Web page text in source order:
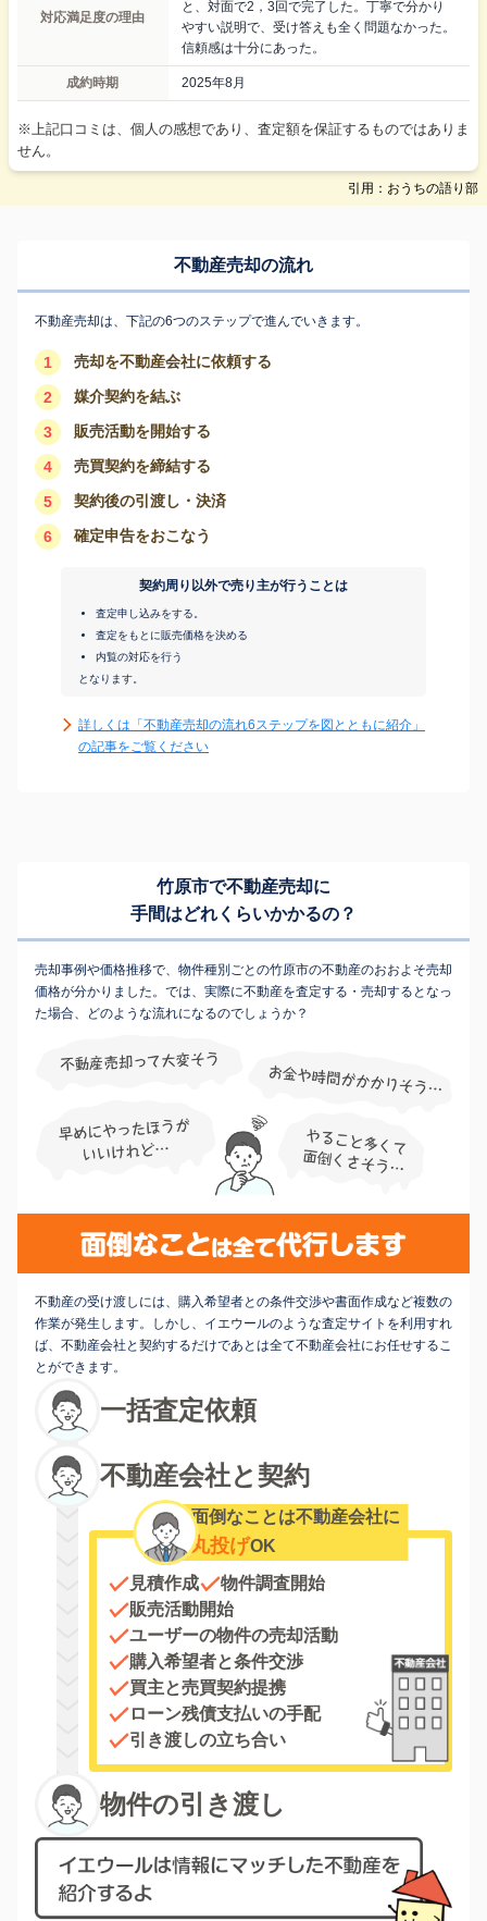
対応満足度の理由
と、対面で2，3回で完了した。丁寧で分かり
やすい説明で、受け答えも全く問題なかった。
信頼感は十分にあった。
成約時期 2025年8月
※上記口コミは、個人の感想であり、査定額を保証するものではありま
せん。
引用：おうちの語り部
不動産売却の流れ
不動産売却は、下記の6つのステップで進んでいきます。
1 売却を不動産会社に依頼する
2 媒介契約を結ぶ
3 販売活動を開始する
4 売買契約を締結する
5 契約後の引渡し・決済
6 確定申告をおこなう
契約周り以外で売り主が行うことは
査定申し込みをする。
査定をもとに販売価格を決める
内覧の対応を行う
となります。
詳しくは「不動産売却の流れ6ステップを図とともに紹介」
の記事をご覧ください
竹原市で不動産売却に
手間はどれくらいかかるの？
売却事例や価格推移で、物件種別ごとの竹原市の不動産のおおよそ売却
価格が分かりました。では、実際に不動産を査定する・売却するとなっ
た場合、どのような流れになるのでしょうか？
不動産の受け渡しには、購入希望者との条件交渉や書面作成など複数の
作業が発生します。しかし、イエウールのような査定サイトを利用すれ
ば、不動産会社と契約するだけであとは全て不動産会社にお任せするこ
とができます。
一括査定依頼
不動産会社と契約
面倒なことは不動産会社に
丸投げOK
見積作成
物件調査開始
販売活動開始
ユーザーの物件の売却活動
購入希望者と条件交渉
買主と売買契約提携
ローン残債支払いの手配
引き渡しの立ち合い
物件の引き渡し